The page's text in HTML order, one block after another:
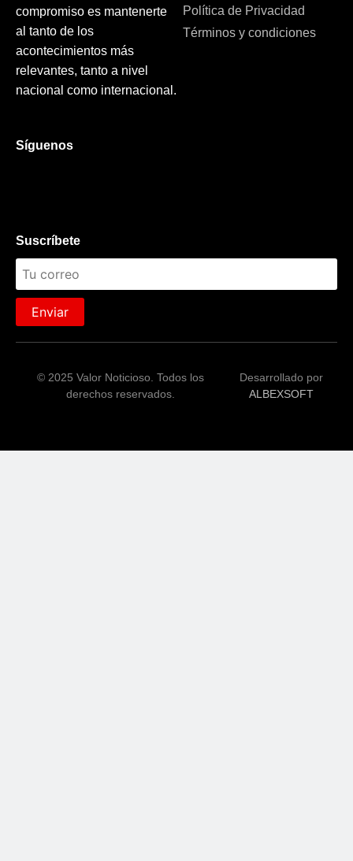
compromiso es mantenerte
al tanto de los
acontecimientos más
relevantes, tanto a nivel
nacional como internacional.
Política de Privacidad
Términos y condiciones
Síguenos
Suscríbete
Enviar
© 2025 Valor Noticioso. Todos los
derechos reservados.
Desarrollado por
ALBEXSOFT